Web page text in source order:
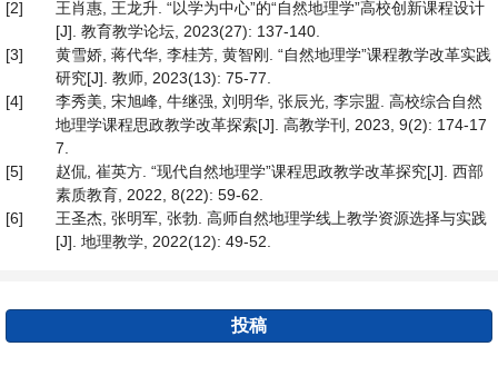
[2]
王肖惠, 王龙升. “以学为中心”的“自然地理学”高校创新课程设计
[J]. 教育教学论坛, 2023(27): 137-140.
[3]
黄雪娇, 蒋代华, 李桂芳, 黄智刚. “自然地理学”课程教学改革实践
研究[J]. 教师, 2023(13): 75-77.
[4]
李秀美, 宋旭峰, 牛继强, 刘明华, 张辰光, 李宗盟. 高校综合自然
地理学课程思政教学改革探索[J]. 高教学刊, 2023, 9(2): 174-17
7.
[5]
赵侃, 崔英方. “现代自然地理学”课程思政教学改革探究[J]. 西部
素质教育, 2022, 8(22): 59-62.
[6]
王圣杰, 张明军, 张勃. 高师自然地理学线上教学资源选择与实践
[J]. 地理教学, 2022(12): 49-52.
投稿